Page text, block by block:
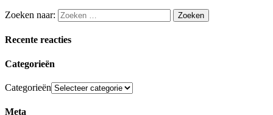
Zoeken naar:
Recente reacties
Categorieën
Categorieën
Meta